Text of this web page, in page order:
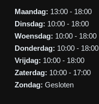
Maandag: 13:00 - 18:00
Dinsdag: 10:00 - 18:00
Woensdag: 10:00 - 18:00
Donderdag: 10:00 - 18:00
Vrijdag: 10:00 - 18:00
Zaterdag: 10:00 - 17:00
Zondag: Gesloten